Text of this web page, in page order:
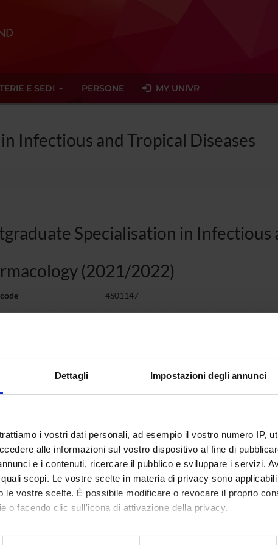
Dettagli Impostazioni degli annunci
trattiamo i vostri dati personali, ad esempio il vostro numero IP,
alle informazioni sul vostro dispositivo al fine di
e i contenuti, ricercare il pubblico e sviluppare i servizi.
scopi. Le vostre scelte in materia di privacy sono
le vostre scelte. È possibile modificare o revocare il proprio
o facendo clic sull'icona di attivazione della privacy.
anche:
E SEDI PERSONE MY UNIVR
Infectious and Tropical Diseases
Specialisation in Infectious
(2021/2022)
4S01147
of instruction
Credits Period
1 0.25
Annuale Scuole
Specialità
1
Annuale Scuole
Specialità
Ugo